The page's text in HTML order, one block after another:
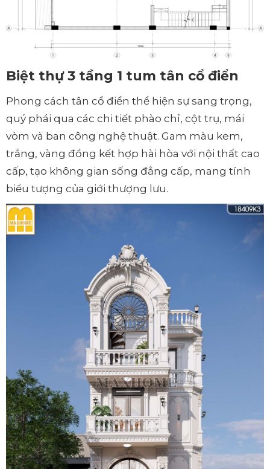
Biệt thự 3 tầng 1 tum tân cổ điển
Phong cách tân cổ điển thể hiện sự sang trọng,
quý phái qua các chi tiết phào chỉ, cột trụ, mái
vòm và ban công nghệ thuật. Gam màu kem,
trắng, vàng đồng kết hợp hài hòa với nội thất cao
cấp, tạo không gian sống đẳng cấp, mang tính
biểu tượng của giới thượng lưu.